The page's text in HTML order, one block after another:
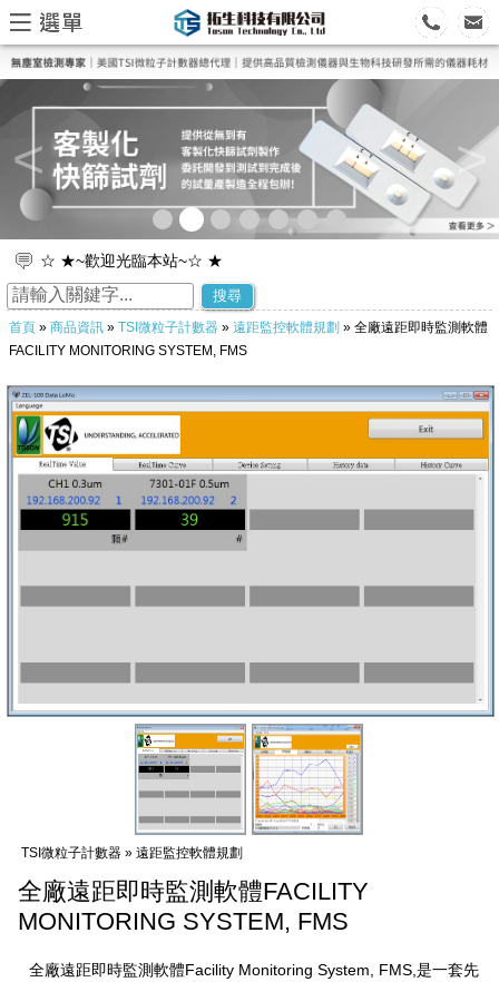
< >
☆ ★~歡迎光臨本站~☆ ★
☆ ★~歡迎您到留言版給我們加油打氣~☆ ★
搜尋
首頁» 商品資訊» TSI微粒子計數器» 遠距監控軟體規劃 » 全廠遠距即時監測軟體
FACILITY MONITORING SYSTEM, FMS
TSI微粒子計數器 » 遠距監控軟體規劃
全廠遠距即時監測軟體FACILITY
MONITORING SYSTEM, FMS
全廠遠距即時監測軟體Facility Monitoring System, FMS,是一套先